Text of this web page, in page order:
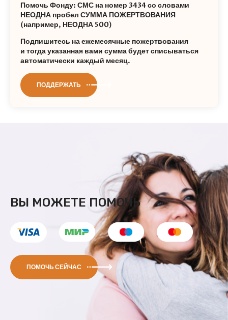
Помочь Фонду: СМС на номер 3434 со словами
НЕОДНА пробел СУММА ПОЖЕРТВОВАНИЯ
(например, НЕОДНА 500)
Подпишитесь на ежемесячные пожертвования
и тогда указанная вами сумма будет списываться
автоматически каждый месяц.
ПОДДЕРЖАТЬ
ВЫ МОЖЕТЕ ПОМОЧЬ
ПОМОЧЬ СЕЙЧАС